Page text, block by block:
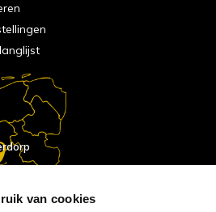
van cookies
Eindhoven
Nijkerk